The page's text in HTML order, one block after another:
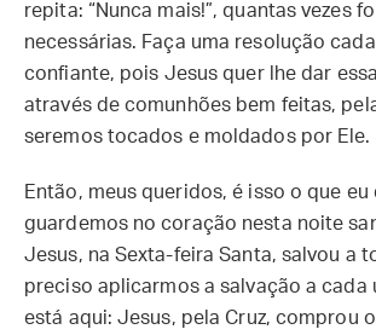
repita: “Nunca mais!”, quantas vezes
necessárias. Faça uma resolução
confiante, pois Jesus quer lhe dar
através de comunhões bem feitas,
seremos tocados e moldados por Ele.
Então, meus queridos, é isso o que eu
guardemos no coração nesta noite
Jesus, na Sexta-feira Santa, salvou a
preciso aplicarmos a salvação a cada
está aqui: Jesus, pela Cruz, comprou